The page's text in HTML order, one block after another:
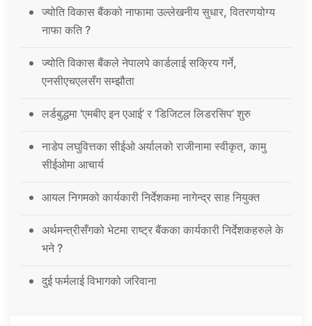
ज्योति विकास बैंकको नाफामा उल्लेखनीय सुधार, वितरणयोग्य
नाफा कति ?
ज्योति विकास बैंकले नेपालपे कार्डलाई सक्रिय गर्ने,
एनसीएचएलसँग सम्झौता
लर्डबुद्धमा ‘एमबीए इन एआई’ र ‘डिजिटल लिडरसिप’ शुरु
नाडेप लघुवित्तका सीईओ अर्यालको राजीनामा स्वीकृत, कामु
सीईओमा आचार्य
आयल निगमको कार्यकारी निर्देशकमा नागेन्द्र साह नियुक्त
अर्थमन्त्रीसँगको भेटमा राष्ट्र बैंकका कार्यकारी निर्देशकहरुले के
भने ?
दुई फर्मलाई विभागको जरिवाना